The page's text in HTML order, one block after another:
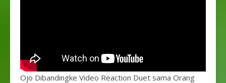
Ojo Dibandingke Video Reaction Duet sama Orang